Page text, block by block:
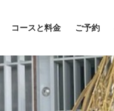
コースと料金 ご予約